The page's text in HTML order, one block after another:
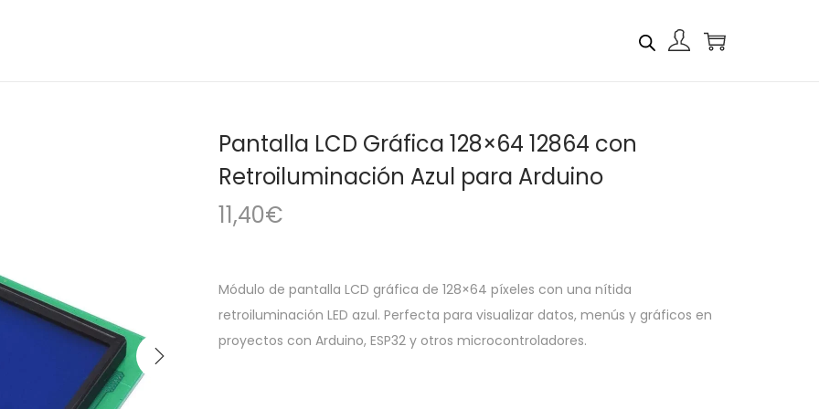
Pantalla LCD Gráfica 128×64 12864 con
Retroiluminación Azul para Arduino
11,40€
Módulo de pantalla LCD gráfica de 128×64 píxeles con una nítida
retroiluminación LED azul. Perfecta para visualizar datos, menús y gráficos en
proyectos con Arduino, ESP32 y otros microcontroladores.